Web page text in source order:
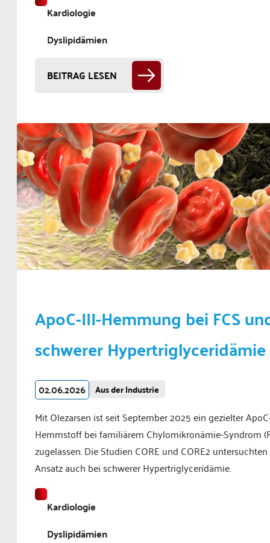
Kardiologie
Dyslipidämien
BEITRAG LESEN
ApoC-III-Hemmung bei FCS
schwerer Hypertriglyceridämie
02.06.2026 Aus der Industrie
Mit Olezarsen ist seit September 2025 ein gezielter
Hemmstoff bei familiärem Chylomikronämie-Syndrom
zugelassen. Die Studien CORE und CORE2
Ansatz auch bei schwerer Hypertriglyceridämie.
Kardiologie
Dyslipidämien